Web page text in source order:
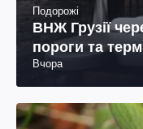
Подорожі
ВНЖ Грузії
пороги та
Вчора